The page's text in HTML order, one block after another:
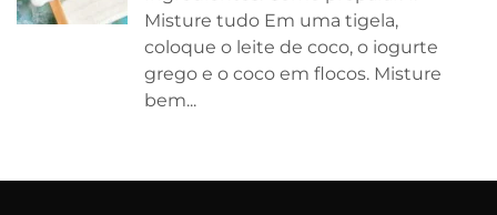
Misture tudo Em uma tigela,
coloque o leite de coco, o iogurte
grego e o coco em flocos. Misture
bem...